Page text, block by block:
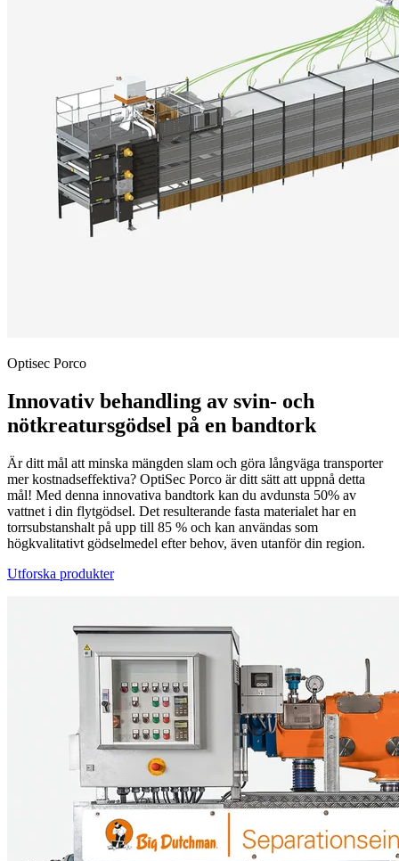
Optisec Porco
Innovativ behandling av svin- och
nötkreatursgödsel på en bandtork
Är ditt mål att minska mängden slam och göra långväga transporter
mer kostnadseffektiva? OptiSec Porco är ditt sätt att uppnå detta
mål! Med denna innovativa bandtork kan du avdunsta 50% av
vattnet i din flytgödsel. Det resulterande fasta materialet har en
torrsubstanshalt på upp till 85 % och kan användas som
högkvalitativt gödselmedel efter behov, även utanför din region.
Utforska produkter